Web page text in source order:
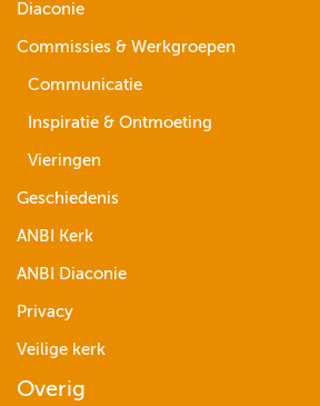
Diaconie
Commissies & Werkgroepen
Communicatie
Inspiratie & Ontmoeting
Vieringen
Geschiedenis
ANBI Kerk
ANBI Diaconie
Privacy
Veilige kerk
Overig